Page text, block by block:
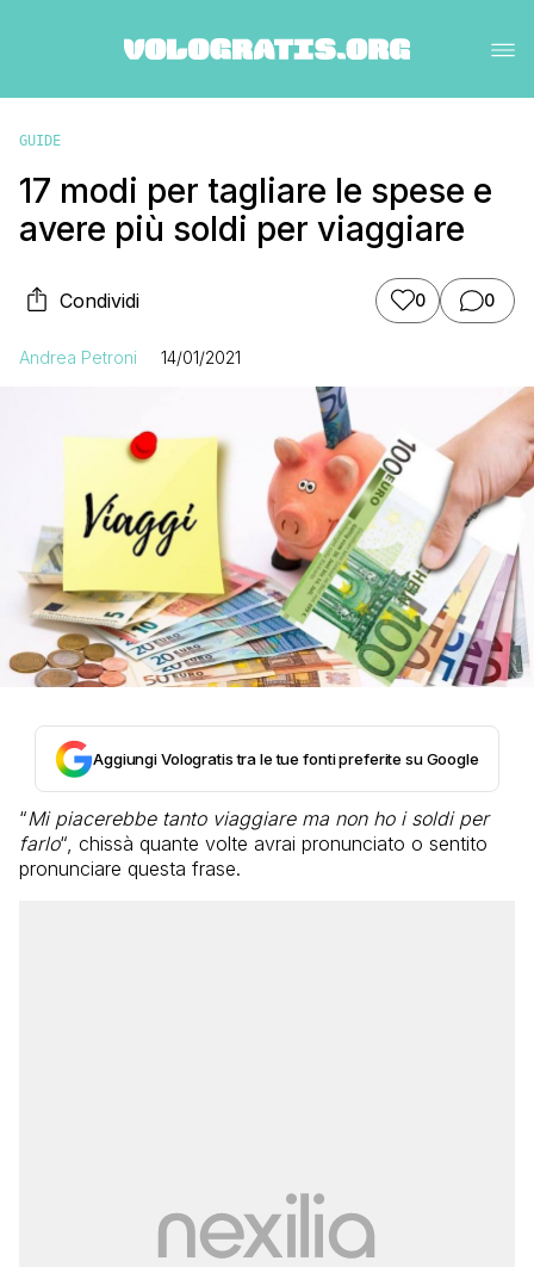
GUIDE
17 modi per tagliare le spese e
avere più soldi per viaggiare
Condividi 0 0
Andrea Petroni 14/01/2021
Aggiungi Vologratis tra le tue fonti preferite su Google
“Mi piacerebbe tanto viaggiare ma non ho i soldi per
farlo“, chissà quante volte avrai pronunciato o sentito
pronunciare questa frase.